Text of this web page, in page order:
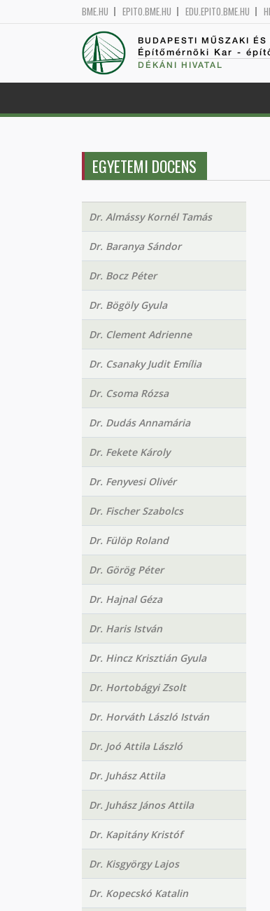
BME.HU EPITO.BME.HU EDU.EPITO.BME.HU
BUDAPESTI MŰSZAKI ÉS
Építőmérnöki Kar -
DÉKÁNI HIVATAL
EGYETEMI DOCENS
Dr. Almássy Kornél Tamás
Dr. Baranya Sándor
Dr. Bocz Péter
Dr. Bögöly Gyula
Dr. Clement Adrienne
Dr. Csanaky Judit Emília
Dr. Csoma Rózsa
Dr. Dudás Annamária
Dr. Fekete Károly
Dr. Fenyvesi Olivér
Dr. Fischer Szabolcs
Dr. Fülöp Roland
Dr. Görög Péter
Dr. Hajnal Géza
Dr. Haris István
Dr. Hincz Krisztián Gyula
Dr. Hortobágyi Zsolt
Dr. Horváth László István
Dr. Joó Attila László
Dr. Juhász Attila
Dr. Juhász János Attila
Dr. Kapitány Kristóf
Dr. Kisgyörgy Lajos
Dr. Kopecskó Katalin